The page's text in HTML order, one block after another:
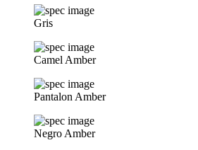
Gris
Camel Amber
Pantalon Amber
Negro Amber